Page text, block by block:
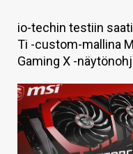
TIETOA
HINTA.FI
VAIHDA TEEMA
io-techin testiin
Ti -custom-mallina
Gaming X -